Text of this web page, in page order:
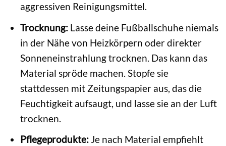
aggressiven Reinigungsmittel.
Trocknung:Lasse deine Fußballschuhe niemals
in der Nähe von Heizkörpern oder direkter
Sonneneinstrahlung trocknen. Das kann das
Material spröde machen. Stopfe sie
stattdessen mit Zeitungspapier aus, das die
Feuchtigkeit aufsaugt, und lasse sie an der Luft
trocknen.
Pflegeprodukte:Je nach Material empfiehlt